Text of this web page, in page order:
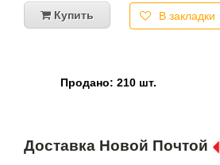
Купить В закладки
Продано: 210 шт.
Доставка Новой Почтой